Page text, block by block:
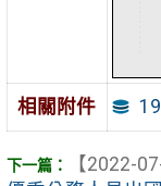
相關附件
【2022-